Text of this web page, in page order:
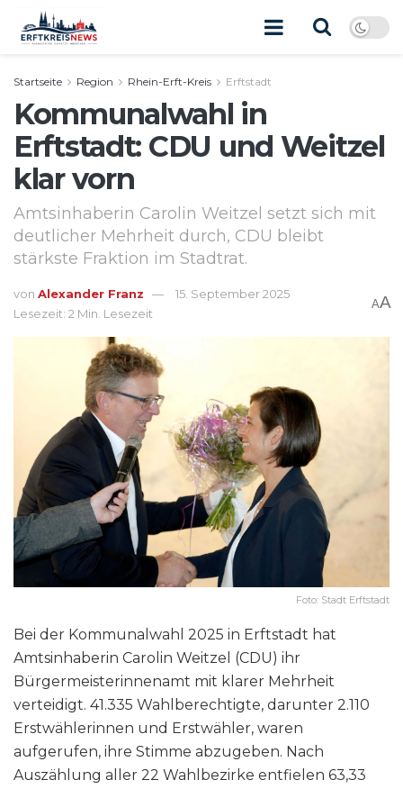
Startseite Region Rhein-Erft-Kreis Erftstadt
Kommunalwahl in
Erftstadt: CDU und Weitzel
klar vorn
Amtsinhaberin Carolin Weitzel setzt sich mit
deutlicher Mehrheit durch, CDU bleibt
stärkste Fraktion im Stadtrat.
von Alexander Franz
15. September 2025
Lesezeit: 2 Min. Lesezeit
AA
Foto: Stadt Erftstadt
Bei der Kommunalwahl 2025 in Erftstadt hat
Amtsinhaberin Carolin Weitzel (CDU) ihr
Bürgermeisterinnenamt mit klarer Mehrheit
verteidigt. 41.335 Wahlberechtigte, darunter 2.110
Erstwählerinnen und Erstwähler, waren
aufgerufen, ihre Stimme abzugeben. Nach
Auszählung aller 22 Wahlbezirke entfielen 63,33